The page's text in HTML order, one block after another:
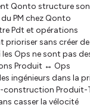
Qonto structure son
PM chez Qonto
Pdt et opérations
prioriser sans créer
les Ops ne sont pas
Produit ↔ Ops
ingénieurs dans la
construction Produit-
casser la vélocité